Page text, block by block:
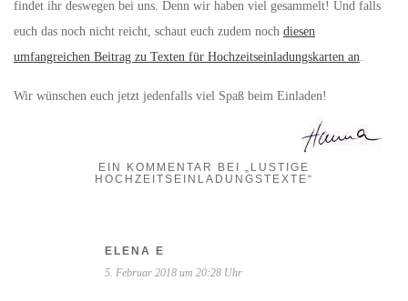
findet ihr deswegen bei uns. Denn wir haben viel gesammelt! Und falls
euch das noch nicht reicht, schaut euch zudem noch diesen
umfangreichen Beitrag zu Texten für Hochzeitseinladungskarten an
Wir wünschen euch jetzt jedenfalls viel Spaß beim Einladen!
EIN KOMMENTAR BEI „LUSTIGE
HOCHZEITSEINLADUNGSTEXTE“
ELENA E
5. Februar 2018 um 20:28 Uhr